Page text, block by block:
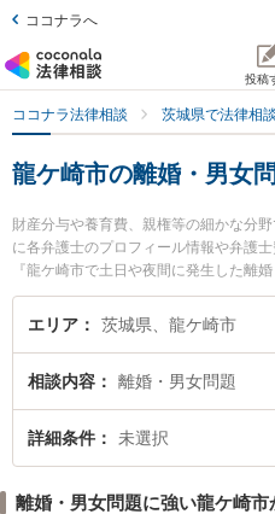
ココナラへ
投稿
ココナラ法律相談 茨城県で法律相
龍ケ崎市の離婚・男女
財産分与や養育費、親権等の細かな分
に各弁護士のプロフィール情報や弁護
『龍ケ崎市で土日や夜間に発生した離
士に相談したい』『離婚・男女問題の
を検索したい』『初回相談無料で離婚
エリア 茨城県、龍ケ崎市
相談内容 離婚・男女問題
詳細条件 未選択
離婚・男女問題に強い龍ケ崎